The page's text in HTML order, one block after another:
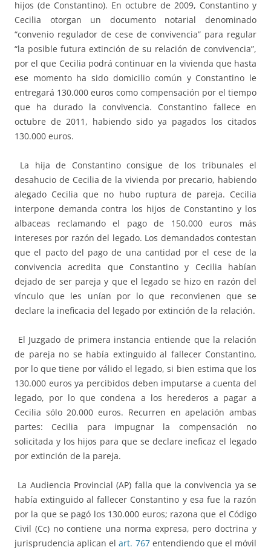
hijos (de Constantino). En octubre de 2009, Constantino y
Cecilia otorgan un documento notarial denominado
“convenio regulador de cese de convivencia” para regular
“la posible futura extinción de su relación de convivencia”,
por el que Cecilia podrá continuar en la vivienda que hasta
ese momento ha sido domicilio común y Constantino le
entregará 130.000 euros como compensación por el tiempo
que ha durado la convivencia. Constantino fallece en
octubre de 2011, habiendo sido ya pagados los citados
130.000 euros.
La hija de Constantino consigue de los tribunales el
desahucio de Cecilia de la vivienda por precario, habiendo
alegado Cecilia que no hubo ruptura de pareja. Cecilia
interpone demanda contra los hijos de Constantino y los
albaceas reclamando el pago de 150.000 euros más
intereses por razón del legado. Los demandados contestan
que el pacto del pago de una cantidad por el cese de la
convivencia acredita que Constantino y Cecilia habían
dejado de ser pareja y que el legado se hizo en razón del
vínculo que les unían por lo que reconvienen que se
declare la ineficacia del legado por extinción de la relación.
El Juzgado de primera instancia entiende que la relación
de pareja no se había extinguido al fallecer Constantino,
por lo que tiene por válido el legado, si bien estima que los
130.000 euros ya percibidos deben imputarse a cuenta del
legado, por lo que condena a los herederos a pagar a
Cecilia sólo 20.000 euros. Recurren en apelación ambas
partes: Cecilia para impugnar la compensación no
solicitada y los hijos para que se declare ineficaz el legado
por extinción de la pareja.
La Audiencia Provincial (AP) falla que la convivencia ya se
había extinguido al fallecer Constantino y esa fue la razón
por la que se pagó los 130.000 euros; razona que el Código
Civil (Cc) no contiene una norma expresa, pero doctrina y
jurisprudencia aplican elart. 767entendiendo que el móvil